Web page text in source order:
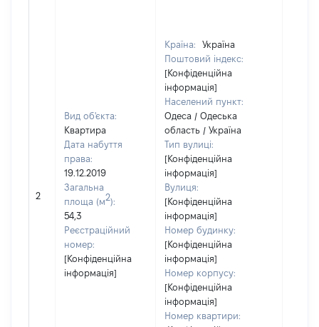
2
Вид об'єкта:
Квартира
Дата набуття
права:
19.12.2019
Загальна
площа (м2):
54,3
Реєстраційний
номер:
[Конфіденційна
інформація]
Країна:
Україна
Поштовий індекс:
[Конфіденційна
інформація]
Населений пункт:
Одеса / Одеська
область / Україна
Тип вулиці:
[Конфіденційна
інформація]
Вулиця:
[Конфіденційна
інформація]
Номер будинку:
[Конфіденційна
інформація]
Номер корпусу:
[Конфіденційна
інформація]
Номер квартири: